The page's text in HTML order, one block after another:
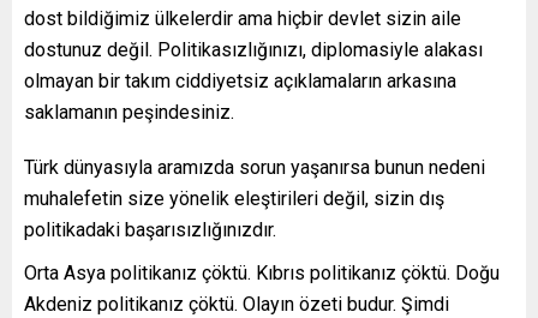
dost bildiğimiz ülkelerdir ama hiçbir devlet sizin aile
dostunuz değil. Politikasızlığınızı, diplomasiyle alakası
olmayan bir takım ciddiyetsiz açıklamaların arkasına
saklamanın peşindesiniz.
Türk dünyasıyla aramızda sorun yaşanırsa bunun nedeni
muhalefetin size yönelik eleştirileri değil, sizin dış
politikadaki başarısızlığınızdır.
Orta Asya politikanız çöktü. Kıbrıs politikanız çöktü. Doğu
Akdeniz politikanız çöktü. Olayın özeti budur. Şimdi